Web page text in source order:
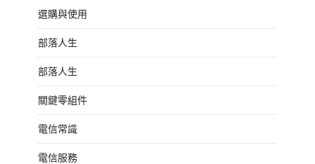
選購與使用
部落人生
部落人生
關鍵零組件
電信常識
電信服務